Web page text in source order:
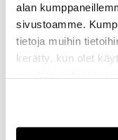
alan
sivustoamme.
tietoja muihin
kerätty, kun olet